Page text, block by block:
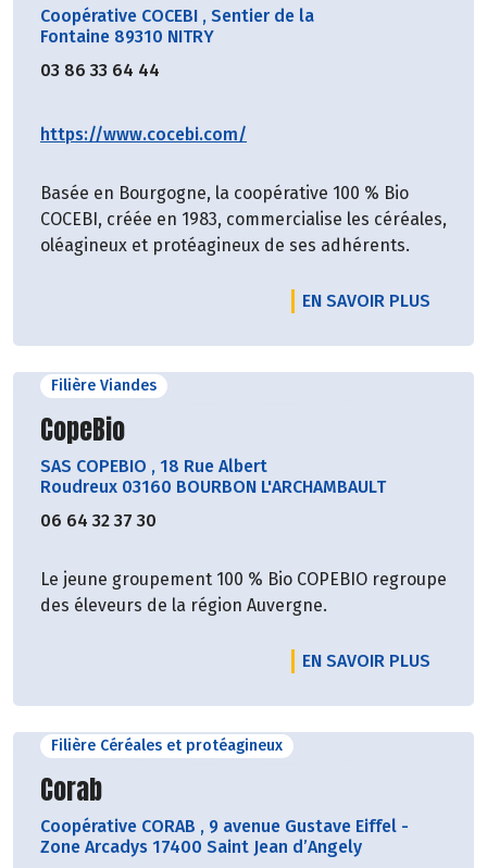
Coopérative COCEBI , Sentier de la
Fontaine 89310 NITRY
03 86 33 64 44
https://www.cocebi.com/
Basée en Bourgogne, la coopérative 100 % Bio
COCEBI, créée en 1983, commercialise les céréales,
oléagineux et protéagineux de ses adhérents.
EN SAVOIR PLUS
Filière Viandes
Découvrir le producteur
CopeBio
SAS COPEBIO , 18 Rue Albert
Roudreux 03160 BOURBON L'ARCHAMBAULT
06 64 32 37 30
Le jeune groupement 100 % Bio COPEBIO regroupe
des éleveurs de la région Auvergne.
EN SAVOIR PLUS
Filière Céréales et protéagineux
Découvrir le producteur
Corab
Coopérative CORAB , 9 avenue Gustave Eiffel -
Zone Arcadys 17400 Saint Jean d’Angely